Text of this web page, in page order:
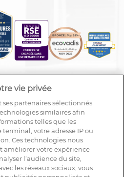
vie privée
ses partenaires sélectionnés
similaires afin
telles que les
votre adresse IP ou
Ces technologies nous
améliorer votre expérience
l’audience du site,
les réseaux sociaux, vous